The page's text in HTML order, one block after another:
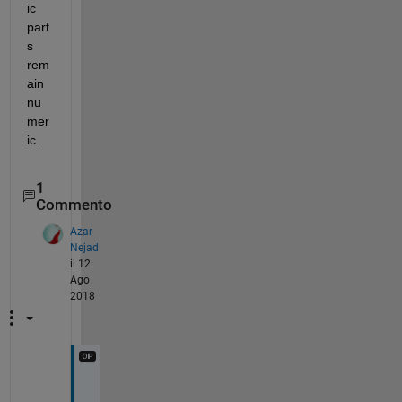
ic
part
s
rem
ain
nu
mer
ic.
1
Commento
Azar
Nejad
il 12
Ago
2018